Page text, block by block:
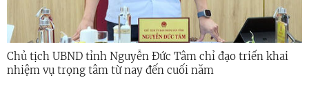
Chủ tịch UBND tỉnh Nguyễn Đức Tâm chỉ đạo triển khai
nhiệm vụ trọng tâm từ nay đến cuối năm